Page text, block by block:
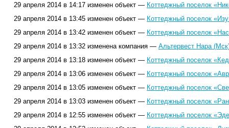
29 апреля 2014 в 14:17 изменен объект — Коттеджный поселок
29 апреля 2014 в 13:45 изменен объект — Коттеджный поселок
29 апреля 2014 в 13:42 изменен объект — Коттеджный поселок
29 апреля 2014 в 13:32 изменена компания — Альтервест Нара
29 апреля 2014 в 13:18 изменен объект — Коттеджный поселок
29 апреля 2014 в 13:06 изменен объект — Коттеджный поселок
29 апреля 2014 в 13:05 изменен объект — Коттеджный поселок
29 апреля 2014 в 13:03 изменен объект — Коттеджный поселок
29 апреля 2014 в 12:55 изменен объект — Коттеджный поселок